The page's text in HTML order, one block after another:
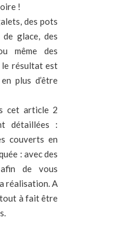
!
des pots
de glace, des
même des
le résultat est
plus d’être
cet article 2
détaillées :
couverts en
: avec des
de vous
réalisation. A
à fait être